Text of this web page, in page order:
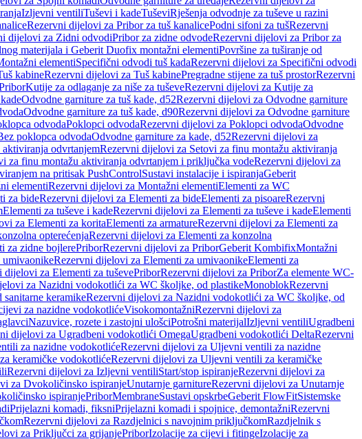
Izljevni ventiliTuševi i kadeTuševiRješenja odvodnje za tuševe u razini
Rezervni dijelovi za Pribor za tuš kanalicePodni sifoni za tušRezervni
dijelovi za Zidni odvodiPribor za zidne odvodeRezervni dijelovi za Pribor za
materijala i Geberit Duofix montažni elementiPovršine za tuširanje od
elementiSpecifični odvodi tuš kadaRezervni dijelovi za Specifični odvodi
kabineRezervni dijelovi za Tuš kabinePregradne stijene za tuš prostorRezervni
Kutije za odlaganje za niše za tuševeRezervni dijelovi za Kutije za
Odvodne garniture za tuš kade, d52Rezervni dijelovi za Odvodne garniture
Odvodne garniture za tuš kade, d90Rezervni dijelovi za Odvodne garniture
odvodaPoklopci odvodaRezervni dijelovi za Poklopci odvodaOdvodne
poklopca odvodaOdvodne garniture za kade, d52Rezervni dijelovi za
odvrtanjemRezervni dijelovi za Setovi za finu montažu aktiviranja
za finu montažu aktiviranja odvrtanjem i priključka vodeRezervni dijelovi za
na pritisak PushControlSustavi instalacije i ispiranjaGeberit
elementiRezervni dijelovi za Montažni elementiElementi za WC
za bideRezervni dijelovi za Elementi za bideElementi za pisoareRezervni
Elementi za tuševe i kadeRezervni dijelovi za Elementi za tuševe i kadeElementi
za Elementi za koritaElementi za armatureRezervni dijelovi za Elementi za
opterećenjaRezervni dijelovi za Elementi za konzolna
za zidne bojlerePriborRezervni dijelovi za PriborGeberit KombifixMontažni
umivaonikeRezervni dijelovi za Elementi za umivaonikeElementi za
dijelovi za Elementi za tuševePriborRezervni dijelovi za PriborZa elemente WC-
za Nazidni vodokotlići za WC školjke, od plastikeMonoblokRezervni
keramikeRezervni dijelovi za Nazidni vodokotlići za WC školjke, od
za nazidne vodokotlićeVisokomontažniRezervni dijelovi za
Nazuvice, rozete i zastojni ulošciPotrošni materijalIzljevni ventiliUgradbeni
dijelovi za Ugradbeni vodokotlići OmegaUgradbeni vodokotlići DeltaRezervni
za nazidne vodokotlićeRezervni dijelovi za Uljevni ventili za nazidne
keramičke vodokotlićeRezervni dijelovi za Uljevni ventili za keramičke
Rezervni dijelovi za Izljevni ventiliStart/stop ispiranjeRezervni dijelovi za
za Dvokoličinsko ispiranjeUnutarnje garnitureRezervni dijelovi za Unutarnje
ispiranjePriborMembraneSustavi opskrbeGeberit FlowFitSistemske
Prijelazni komadi, fiksniPrijelazni komadi i spojnice, demontažniRezervni
Rezervni dijelovi za Razdjelnici s navojnim priključkomRazdjelnik s
za Priključci za grijanjePriborIzolacije za cijevi i fitingeIzolacije za